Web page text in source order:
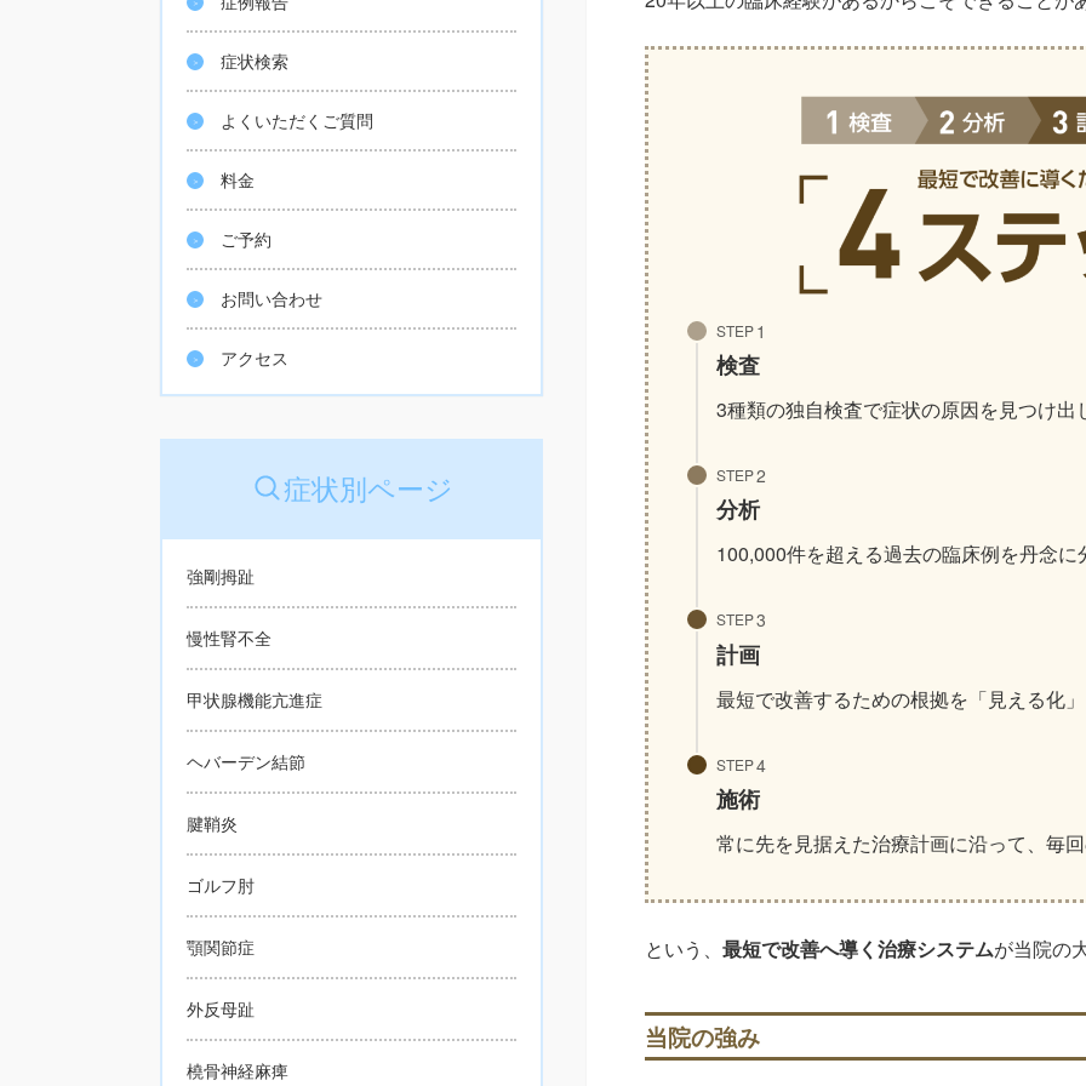
STEP
検査
3種類の独自検査で症状の原因を見つけ出
STEP
分析
100,000件を超える過去の臨床例を丹念に
STEP
計画
最短で改善するための根拠を「見える化
STEP
施術
常に先を見据えた治療計画に沿って、毎
という、 最短で改善へ導く治療システムが当院の
当院の強み
症状検索
よくいただくご質問
料金
ご予約
お問い合わせ
アクセス
症状別ページ
強剛拇趾
慢性腎不全
甲状腺機能亢進症
ヘバーデン結節
腱鞘炎
ゴルフ肘
顎関節症
外反母趾
橈骨神経麻痺